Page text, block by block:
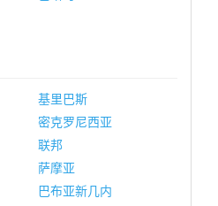
基里巴斯
密克罗尼西亚
联邦
萨摩亚
巴布亚新几内